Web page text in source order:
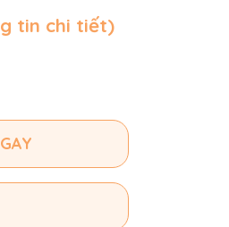
tin chi tiết)